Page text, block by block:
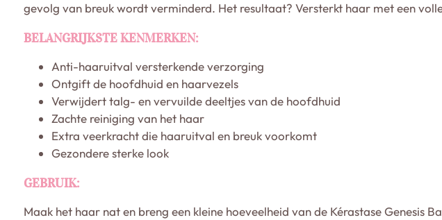
gevolg van breuk wordt verminderd. Het resultaat? Versterkt haar met een
BELANGRIJKSTE KENMERKEN:
Anti-haaruitval versterkende verzorging
Ontgift de hoofdhuid en haarvezels
Verwijdert talg- en vervuilde deeltjes van de hoofdhuid
Zachte reiniging van het haar
Extra veerkracht die haaruitval en breuk voorkomt
Gezondere sterke look
GEBRUIK:
Maak het haar nat en breng een kleine hoeveelheid van de Kérastase